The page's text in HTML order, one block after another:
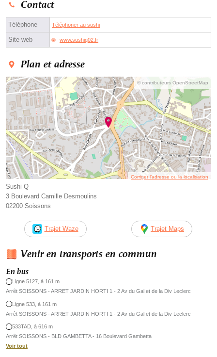
Contact
Téléphone Téléphoner au sushi
Site web www.sushiq02.fr
Plan et adresse
© contributeurs OpenStreetMap
Corriger l’adresse ou la localisation
Sushi Q
3 Boulevard Camille Desmoulins
02200 Soissons
Trajet Waze Trajet Maps
Venir en transports en commun
En bus
Ligne 5127, à 161 m
Arrêt SOISSONS - ARRET JARDIN HORTI 1 - 2 Av du Gal et de la Div Leclerc
Ligne 533, à 161 m
Arrêt SOISSONS - ARRET JARDIN HORTI 1 - 2 Av du Gal et de la Div Leclerc
533TAD, à 616 m
Arrêt SOISSONS - BLD GAMBETTA - 16 Boulevard Gambetta
Voir tout